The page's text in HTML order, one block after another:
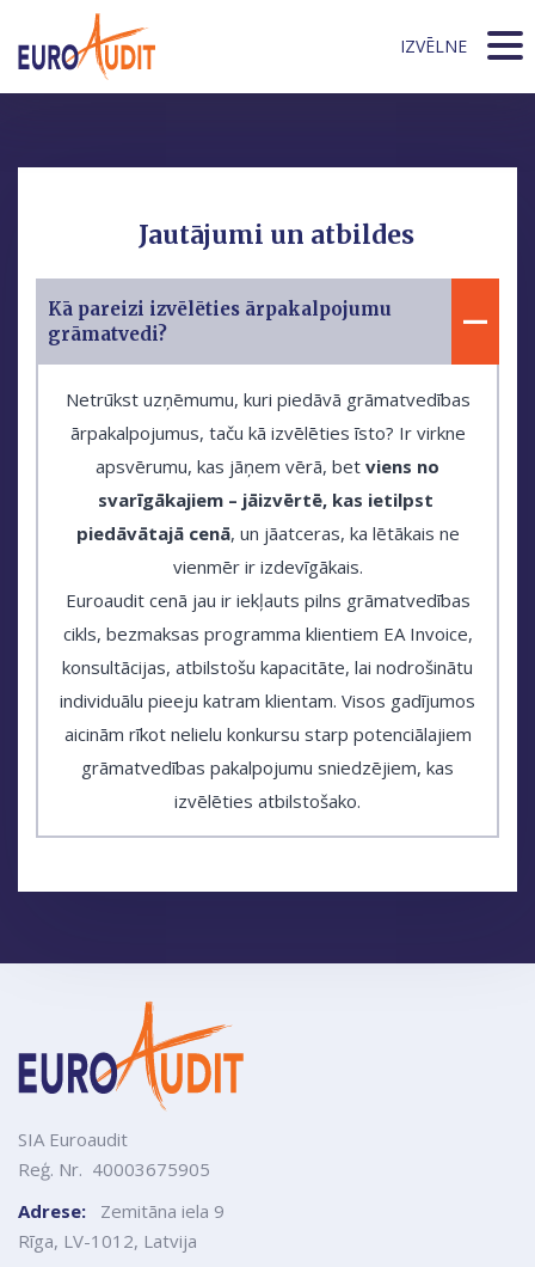
IZVĒLNE
Jautājumi un atbildes
Kā pareizi izvēlēties ārpakalpojumu
grāmatvedi?
Netrūkst uzņēmumu, kuri piedāvā grāmatvedības
ārpakalpojumus, taču kā izvēlēties īsto? Ir virkne
apsvērumu, kas jāņem vērā, bet viens no
svarīgākajiem – jāizvērtē, kas ietilpst
piedāvātajā cenā, un jāatceras, ka lētākais ne
vienmēr ir izdevīgākais.
Euroaudit cenā jau ir iekļauts pilns grāmatvedības
cikls, bezmaksas programma klientiem EA Invoice,
konsultācijas, atbilstošu kapacitāte, lai nodrošinātu
individuālu pieeju katram klientam. Visos gadījumos
aicinām rīkot nelielu konkursu starp potenciālajiem
grāmatvedības pakalpojumu sniedzējiem, kas
izvēlēties atbilstošako.
SIA Euroaudit
Reģ. Nr. 40003675905
Adrese: Zemitāna iela 9
Rīga, LV-1012, Latvija